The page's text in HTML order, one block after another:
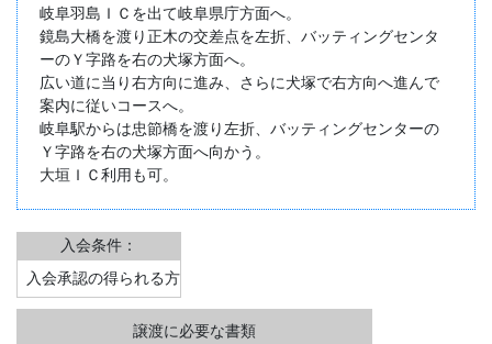
岐阜羽島ＩＣを出て岐阜県庁方面へ。
鏡島大橋を渡り正木の交差点を左折、バッティングセンタ
ーのＹ字路を右の犬塚方面へ。
広い道に当り右方向に進み、さらに犬塚で右方向へ進んで
案内に従いコースへ。
岐阜駅からは忠節橋を渡り左折、バッティングセンターの
Ｙ字路を右の犬塚方面へ向かう。
大垣ＩＣ利用も可。
入会条件：
入会承認の得られる方